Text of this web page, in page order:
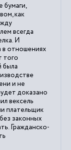
бумаги,
как
всегда
И
в отношениях
того
была
и не
доказано
вексель
плательщик
законных
Гражданско-